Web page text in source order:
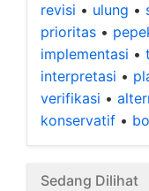
revisi • ulung •
prioritas •
implementasi •
interpretasi •
verifikasi •
konservatif •
Sedang Dilihat